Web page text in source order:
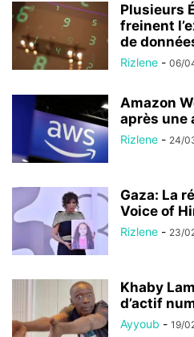
Plusieurs
freinent
de
Rizlene - 06/
Amazon
après une
Rizlene - 24/
Gaza: La
Voice of
Rizlene - 23/
Khaby
d’actif
Ayyoub - 19/